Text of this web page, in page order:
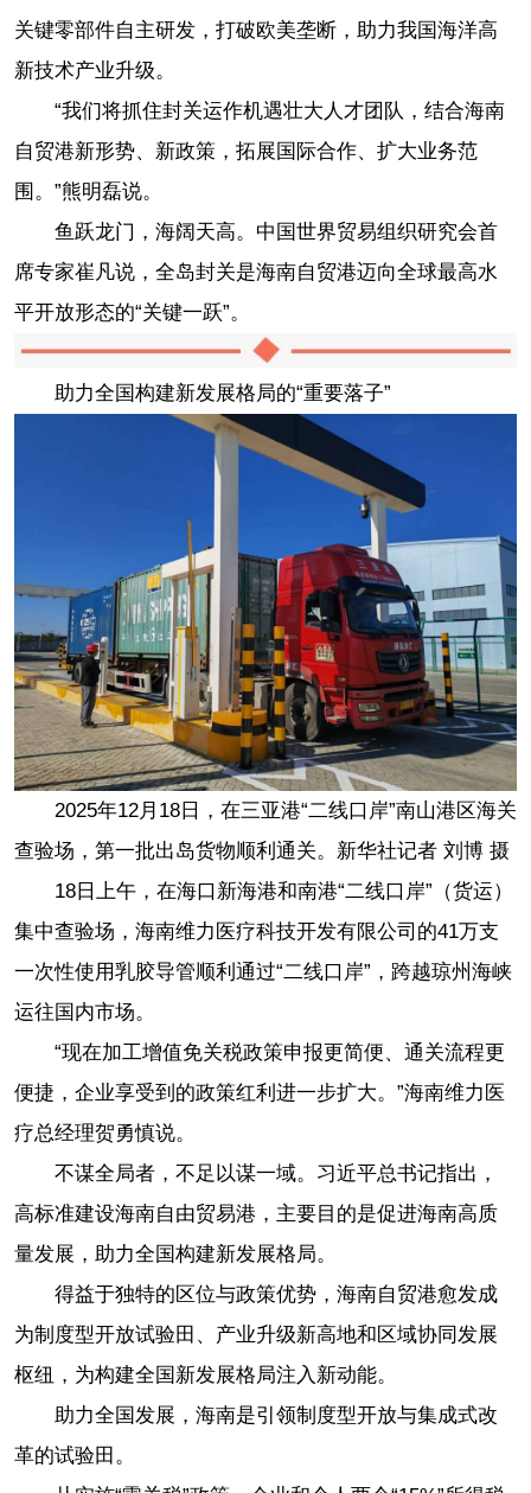
关键零部件自主研发，打破欧美垄断，助力我国海洋高
新技术产业升级。
“我们将抓住封关运作机遇壮大人才团队，结合海南
自贸港新形势、新政策，拓展国际合作、扩大业务范
围。”熊明磊说。
鱼跃龙门，海阔天高。中国世界贸易组织研究会首
席专家崔凡说，全岛封关是海南自贸港迈向全球最高水
平开放形态的“关键一跃”。
助力全国构建新发展格局的“重要落子”
2025年12月18日，在三亚港“二线口岸”南山港区海关
查验场，第一批出岛货物顺利通关。新华社记者 刘博 摄
18日上午，在海口新海港和南港“二线口岸”（货运）
集中查验场，海南维力医疗科技开发有限公司的41万支
一次性使用乳胶导管顺利通过“二线口岸”，跨越琼州海峡
运往国内市场。
“现在加工增值免关税政策申报更简便、通关流程更
便捷，企业享受到的政策红利进一步扩大。”海南维力医
疗总经理贺勇慎说。
不谋全局者，不足以谋一域。习近平总书记指出，
高标准建设海南自由贸易港，主要目的是促进海南高质
量发展，助力全国构建新发展格局。
得益于独特的区位与政策优势，海南自贸港愈发成
为制度型开放试验田、产业升级新高地和区域协同发展
枢纽，为构建全国新发展格局注入新动能。
助力全国发展，海南是引领制度型开放与集成式改
革的试验田。